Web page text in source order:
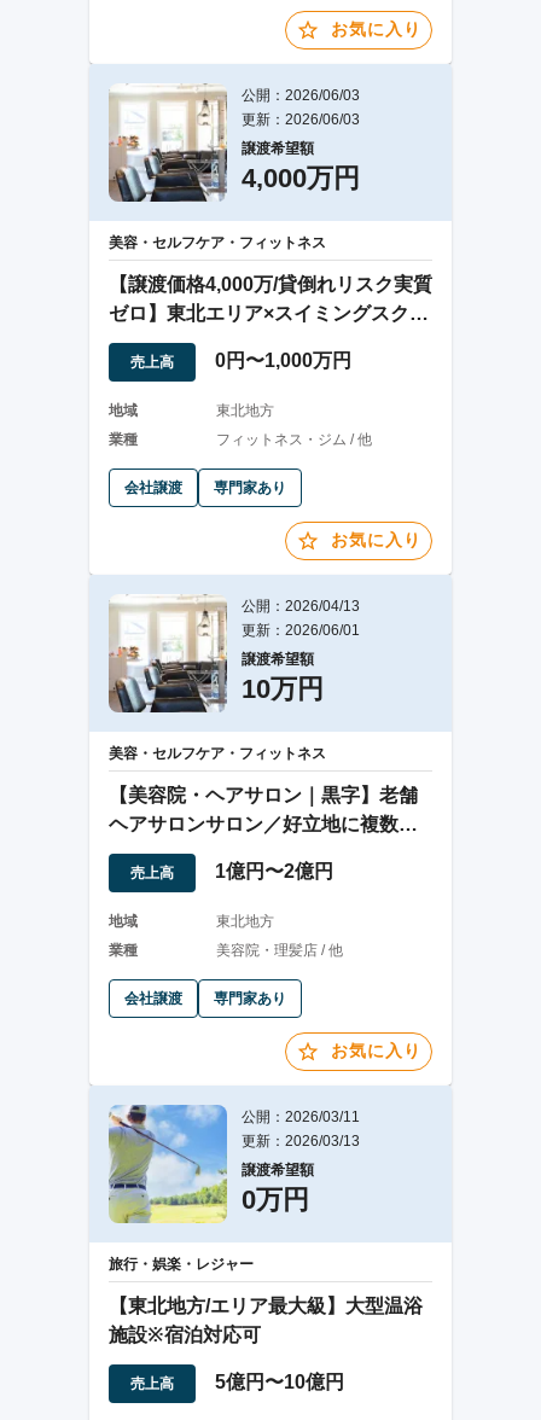
お気に入り
公開：2026/06/03
更新：2026/06/03
譲渡希望額
4,000万円
美容・セルフケア・フィットネス
【譲渡価格4,000万/貸倒れリスク実質
ゼロ】東北エリア×スイミングスクー
ル
売上高 0円〜1,000万円
地域
東北地方
業種
フィットネス・ジム / 他
会社譲渡 専門家あり
お気に入り
公開：2026/04/13
更新：2026/06/01
譲渡希望額
10万円
美容・セルフケア・フィットネス
【美容院・ヘアサロン｜黒字】老舗
ヘアサロンサロン／好立地に複数店
舗を展開
売上高 1億円〜2億円
地域
東北地方
業種
美容院・理髪店 / 他
会社譲渡 専門家あり
お気に入り
公開：2026/03/11
更新：2026/03/13
譲渡希望額
0万円
旅行・娯楽・レジャー
【東北地方/エリア最大級】大型温浴
施設※宿泊対応可
売上高 5億円〜10億円